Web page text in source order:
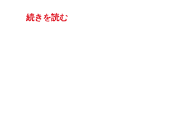
続きを読む